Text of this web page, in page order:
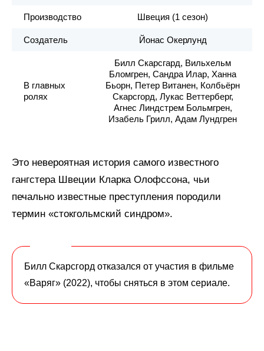
Производство Швеция (1 сезон)
Создатель Йонас Окерлунд
В главных
ролях
Билл Скарсгард, Вильхельм
Бломгрен, Сандра Илар, Ханна
Бьорн, Петер Витанен, Колбьёрн
Скарсгорд, Лукас Веттерберг,
Агнес Линдстрем Больмгрен,
Изабель Грилл, Адам Лундгрен
Это невероятная история самого известного
гангстера Швеции Кларка Олофссона, чьи
печально известные преступления породили
термин «стокгольмский синдром».
Билл Скарсгорд отказался от участия в фильме
«Варяг» (2022), чтобы сняться в этом сериале.